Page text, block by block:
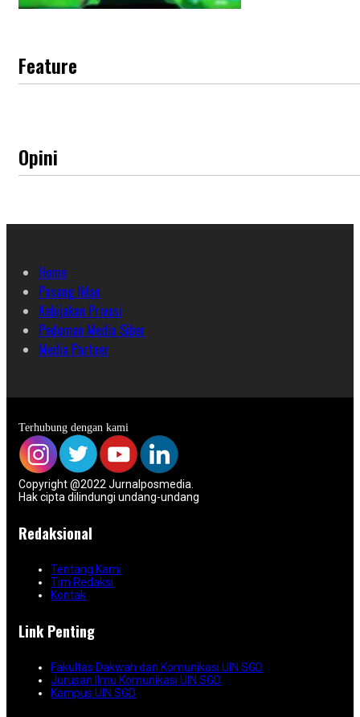
Feature
Opini
Home
Pasang Iklan
Kebijakan Privasi
Pedoman Media Siber
Media Partner
Terhubung dengan kami
Copyright @2022 Jurnalposmedia.
Hak cipta dilindungi undang-undang
Redaksional
Tentang Kami
Tim Redaksi
Kontak
Link Penting
Fakultas Dakwah dan Komunikasi UIN SGD
Jurusan Ilmu Komunikasi UIN SGD
Kampus UIN SGD